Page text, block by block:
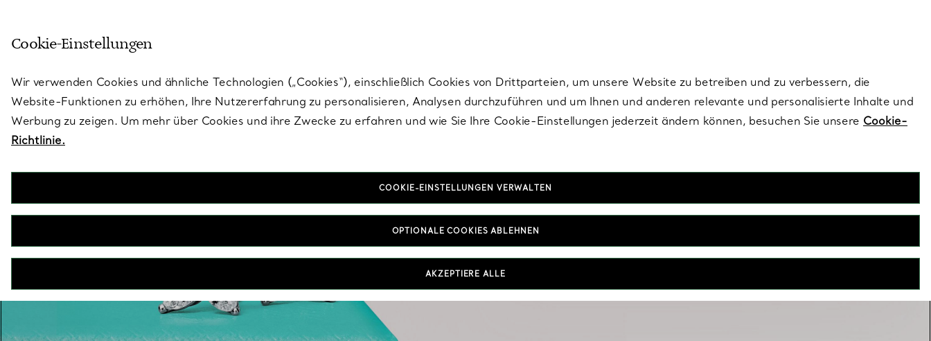
Braut- und Hochzeitsohrringe
Cookie-Einstellungen
Wir verwenden Cookies und ähnliche Technologien („Cookies“), einschließlich Cookies von Drittparteien, um unsere Website zu betreiben und zu verbessern, die
Website-Funktionen zu erhöhen, Ihre Nutzererfahrung zu personalisieren, Analysen durchzuführen und um Ihnen und anderen relevante und personalisierte Inhalte und
Werbung zu zeigen. Um mehr über Cookies und ihre Zwecke zu erfahren und wie Sie Ihre Cookie-Einstellungen jederzeit ändern können, besuchen Sie unsere Cookie-
Richtlinie.
COOKIE-EINSTELLUNGEN VERWALTEN
OPTIONALE COOKIES ABLEHNEN
AKZEPTIERE ALLE